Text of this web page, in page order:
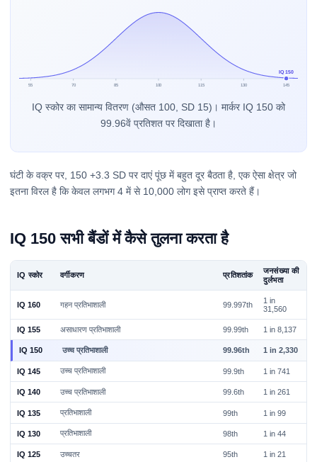
55 70 85 100 115 130 145
IQ 150
IQ स्कोर का सामान्य वितरण (औसत 100, SD 15)। मार्कर IQ 150 को
99.96वें प्रतिशत पर दिखाता है।
घंटी के वक्र पर, 150 +3.3 SD पर दाएं पूंछ में बहुत दूर बैठता है, एक ऐसा क्षेत्र जो
इतना विरल है कि केवल लगभग 4 में से 10,000 लोग इसे प्राप्त करते हैं।
IQ 150 सभी बैंडों में कैसे तुलना करता है
IQ स्कोर वर्गीकरण प्रतिशतांक
जनसंख्या की
दुर्लभता
IQ 160 गहन प्रतिभाशाली 99.997th
1 in
31,560
IQ 155 असाधारण प्रतिभाशाली 99.99th 1 in 8,137
IQ 150 उच्च प्रतिभाशाली 99.96th 1 in 2,330
IQ 145 उच्च प्रतिभाशाली 99.9th 1 in 741
IQ 140 उच्च प्रतिभाशाली 99.6th 1 in 261
IQ 135 प्रतिभाशाली 99th 1 in 99
IQ 130 प्रतिभाशाली 98th 1 in 44
IQ 125 उच्चतर 95th 1 in 21